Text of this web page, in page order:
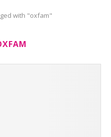
with "oxfam"